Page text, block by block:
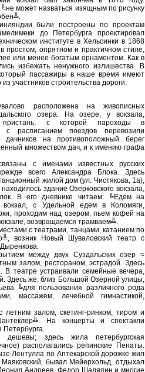
может назваться изящным по рисунку
были построены по проектам
до Петербурга проектировал
институте в Хельсинки в 1868
простом, опрятном и практичном стиле,
или менее богатым орнаментом. Как в
избежать ненужного излишества. В
пассажиры в наше время имеют
участников строительства дороги.
расположена на живописных
озера. На озере, у вокзала,
пристань, с которой пароходы в
с расписанием поездов перевозили
дачников на противоположный берег
множеством дач, и к имению графа
с именами известных русских
всего Александра Блока. Здесь
жилой дом (ул. Чистякова, 1а),
здание Озерковского вокзала,
В его дневнике читаем: ╚Едем на
вокзал, с Удельной едем в Коломяги,
проходим над озером, пьем кофей на
возвращаемся трамваем╩.
с театрами, танцами, катанием по
возник Новый Шуваловский театр с
между двух Суздальских озер ≈
залом, рестораном, эстрадой. Здесь
В театре устраивали семейные вечера,
Здесь же, близ Большой Озерной улицы,
╚для пользования различного рода
массажем, лечебной гимнастикой,
залом, скетинг-ринком, тиром и
На концерты и спектакли
Петербурга.
здесь жила петербургская
располагались репинские Пенаты.
Лентулла по Аптекарской дорожке жил
бывал Мейерхольд, отдыхал
Андреев, Федор Шаляпин и многие